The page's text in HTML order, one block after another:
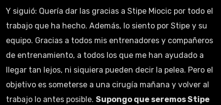
Y siguió: Quería dar las gracias a Stipe Miocic por todo el
trabajo que ha hecho. Además, lo siento por Stipe y su
equipo. Gracias a todos mis entrenadores y compañeros
de entrenamiento, a todos los que me han ayudado a
llegar tan lejos, ni siquiera pueden decir la pelea. Pero el
objetivo es someterse a una cirugía mañana y volver al
trabajo lo antes posible. Supongo que seremos Stipe